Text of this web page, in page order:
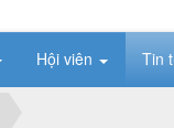
Hội viên Tin